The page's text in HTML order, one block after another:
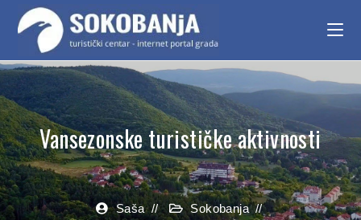
Vansezonske turističke aktivnosti
Saša
Sokobanja